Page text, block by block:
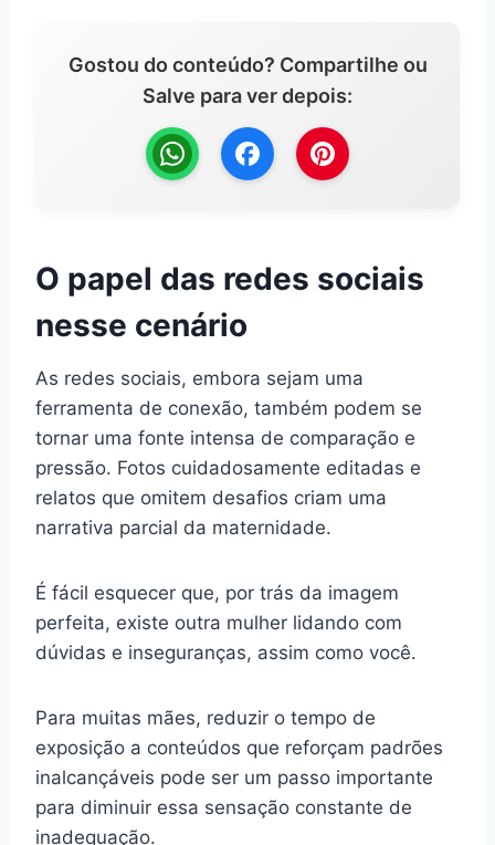
Gostou do conteúdo? Compartilhe ou
Salve para ver depois:
O papel das redes sociais
nesse cenário
As redes sociais, embora sejam uma
ferramenta de conexão, também podem se
tornar uma fonte intensa de comparação e
pressão. Fotos cuidadosamente editadas e
relatos que omitem desafios criam uma
narrativa parcial da maternidade.
É fácil esquecer que, por trás da imagem
perfeita, existe outra mulher lidando com
dúvidas e inseguranças, assim como você.
Para muitas mães, reduzir o tempo de
exposição a conteúdos que reforçam padrões
inalcançáveis pode ser um passo importante
para diminuir essa sensação constante de
inadequação.